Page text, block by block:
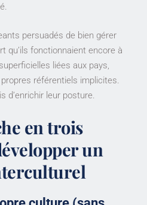
persuadés de bien gérer
qu’ils fonctionnaient encore à
liées aux pays,
référentiels implicites.
d’enrichir leur posture.
en trois
un